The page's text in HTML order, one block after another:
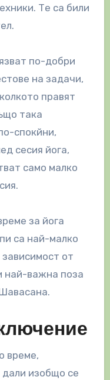
Те са били
по-добри
на задачи,
правят
така
спокйни,
сесия йога,
само малко
за йога
са най-малко
от
най-важна поза
време,
дали изобщо се